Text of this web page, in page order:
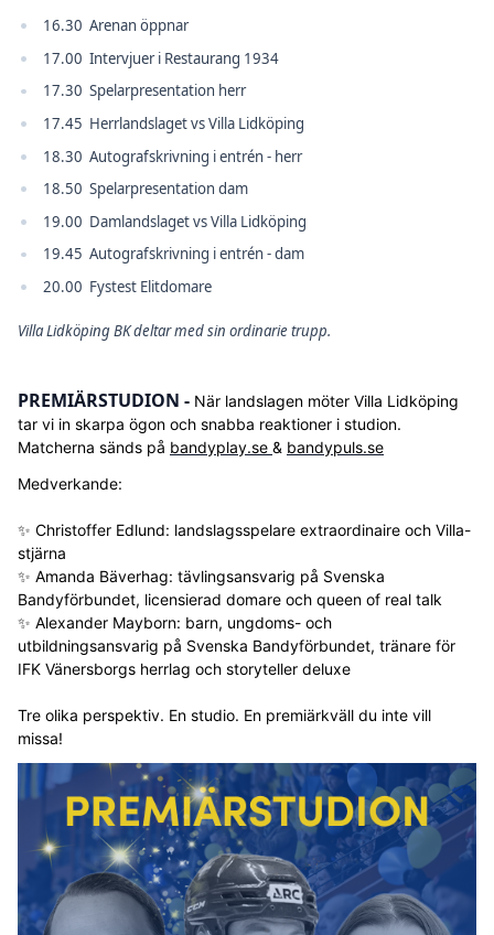
16.30 Arenan öppnar
17.00 Intervjuer i Restaurang 1934
17.30 Spelarpresentation herr
17.45 Herrlandslaget vs Villa Lidköping
18.30 Autografskrivning i entrén - herr
18.50 Spelarpresentation dam
19.00 Damlandslaget vs Villa Lidköping
19.45 Autografskrivning i entrén - dam
20.00 Fystest Elitdomare
Villa Lidköping BK deltar med sin ordinarie trupp.
PREMIÄRSTUDION - När landslagen möter Villa Lidköping
tar vi in skarpa ögon och snabba reaktioner i studion.
Matcherna sänds på bandyplay.se & bandypuls.se
Medverkande:
✨ Christoffer Edlund: landslagsspelare extraordinaire och Villa-
stjärna
✨ Amanda Bäverhag: tävlingsansvarig på Svenska
Bandyförbundet, licensierad domare och queen of real talk
✨ Alexander Mayborn: barn, ungdoms- och
utbildningsansvarig på Svenska Bandyförbundet, tränare för
IFK Vänersborgs herrlag och storyteller deluxe
Tre olika perspektiv. En studio. En premiärkväll du inte vill
missa!